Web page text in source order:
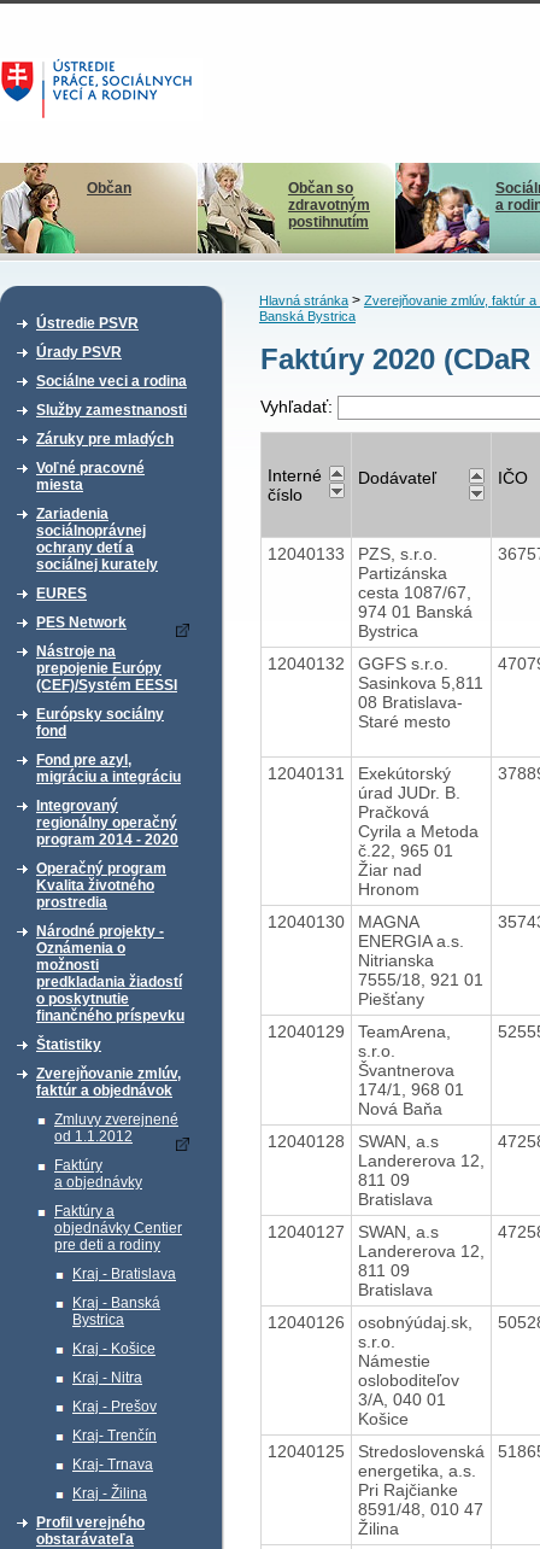
Občan
Občan so
zdravotným
postihnutím
a
Ústredie PSVR
Úrady PSVR
Sociálne veci a rodina
Služby zamestnanosti
Záruky pre mladých
Voľné pracovné
miesta
Zariadenia
sociálnoprávnej
ochrany detí a
sociálnej kurately
EURES
PES Network
Nástroje na
prepojenie Európy
(CEF)/Systém EESSI
Európsky sociálny
fond
Fond pre azyl,
migráciu a integráciu
Integrovaný
regionálny operačný
program 2014 - 2020
Operačný program
Kvalita životného
prostredia
Národné projekty -
Oznámenia o
možnosti
predkladania žiadostí
o poskytnutie
finančného príspevku
Štatistiky
Zverejňovanie zmlúv,
faktúr a objednávok
Zmluvy zverejnené
od 1.1.2012
Faktúry
a objednávky
Faktúry a
objednávky Centier
pre deti a rodiny
Kraj - Bratislava
Kraj - Banská
Bystrica
Kraj - Košice
Kraj - Nitra
Kraj - Prešov
Kraj- Trenčín
Kraj- Trnava
Kraj - Žilina
Profil verejného
obstarávateľa
Hlavná stránka> Zverejňovanie zmlúv, faktúr a
Banská Bystrica
Faktúry 2020
Vyhľadať:
Interné
číslo
Dodávateľ IČO
12040133
PZS, s.r.o.
Partizánska
cesta 1087/67,
974 01 Banská
Bystrica
12040132
GGFS s.r.o.
Sasinkova 5,811
08 Bratislava-
Staré mesto
12040131
Exekútorský
úrad JUDr. B.
Pračková
Cyrila a Metoda
č.22, 965 01
Žiar nad
Hronom
12040130
MAGNA
ENERGIA a.s.
Nitrianska
7555/18, 921 01
Piešťany
12040129
TeamArena,
s.r.o.
Švantnerova
174/1, 968 01
Nová Baňa
12040128
SWAN, a.s
Landererova 12,
811 09
Bratislava
12040127
SWAN, a.s
Landererova 12,
811 09
Bratislava
12040126
osobnýúdaj.sk,
s.r.o.
Námestie
osloboditeľov
3/A, 040 01
Košice
12040125
Stredoslovenská
energetika, a.s.
Pri Rajčianke
8591/48, 010 47
Žilina